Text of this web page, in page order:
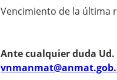
Vencimiento de la última
Ante cualquier duda